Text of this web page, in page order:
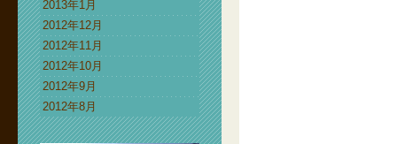
2013年1月
2012年12月
2012年11月
2012年10月
2012年9月
2012年8月